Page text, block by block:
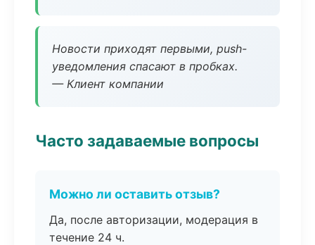
Новости приходят первыми, push-
уведомления спасают в пробках.
— Клиент компании
Часто задаваемые вопросы
Можно ли оставить отзыв?
Да, после авторизации, модерация в
течение 24 ч.